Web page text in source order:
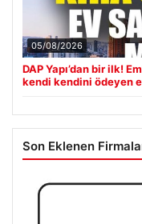
05/08/2026
DAP Yapı’dan bir ilk!
kendi kendini ödeyen
Son Eklenen